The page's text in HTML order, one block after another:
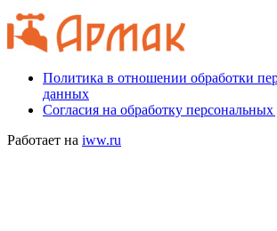
Политика в отношении обработки
данных
Согласия на обработку
Работает на iww.ru